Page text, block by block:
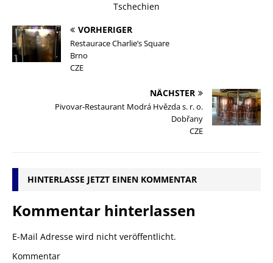
Tschechien
VORHERIGER
Restaurace Charlie’s Square
Brno
CZE
NÄCHSTER
Pivovar-Restaurant Modrá Hvězda s. r. o.
Dobřany
CZE
HINTERLASSE JETZT EINEN KOMMENTAR
Kommentar hinterlassen
E-Mail Adresse wird nicht veröffentlicht.
Kommentar